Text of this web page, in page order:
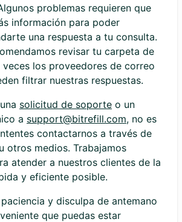
problemas requieren que
información para poder
una respuesta a tu consulta.
revisar tu carpeta de
veces los proveedores de correo
filtrar nuestras respuestas.
solicitud de soporte o un
a support@bitrefill.com, no es
contactarnos a través de
otros medios. Trabajamos
atender a nuestros clientes de la
y eficiente posible.
y disculpa de antemano
que puedas estar